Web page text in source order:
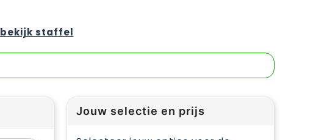
bekijk staffel
Jouw selectie en prijs